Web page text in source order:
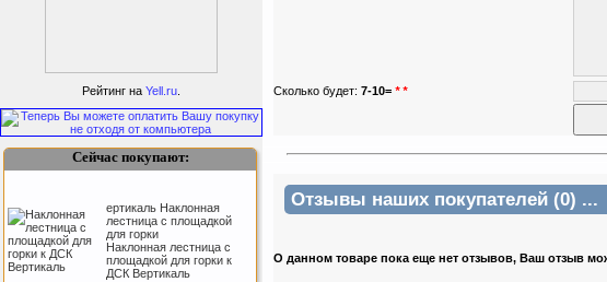
Сколько будет: 7-10= * *
Отзывы наших покупателей (0) ...
О данном товаре пока еще нет отзывов, Ваш отзыв
SportLife
Как заставить женщину
заниматся спортом?
Рейтинг на Yell.ru
Сейчас покупают:
ертикаль Наклонная
лестница с площадкой
для горки
Наклонная лестница с
площадкой для горки к
ДСК Вертикаль